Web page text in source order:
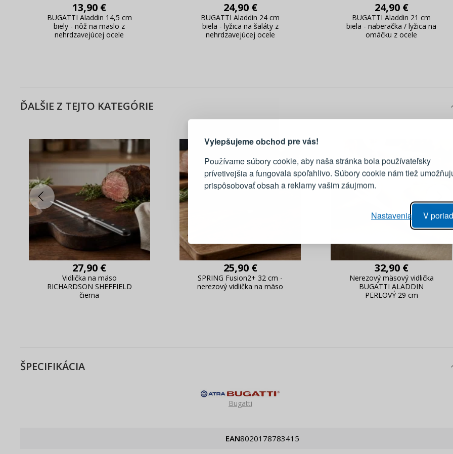
Vylepšujeme obchod pre vás!
Používame súbory cookie, aby naša stránka bola používateľsky
prívetivejšia a fungovala spoľahlivo. Súbory cookie nám tiež
prispôsobovať obsah a reklamy vašim záujmom.
V
Nastavenia
13,90 €
BUGATTI Aladdin 14,5 cm
biely - nôž na maslo z
nehrdzavejúcej ocele
24,90 €
BUGATTI Aladdin 24 cm
biela - lyžica na šaláty z
nehrdzavejúcej ocele
24,90 €
BUGATTI Aladdin 21 cm
biela - naberačka / lyžica na
omáčku z ocele
ĎALŠIE Z TEJTO KATEGÓRIE
27,90 €
Vidlička na mäso
RICHARDSON SHEFFIELD
čierna
25,90 €
SPRING Fusion2+ 32 cm -
nerezový vidlička na mäso
32,90 €
Nerezový mäsový vidlička
BUGATTI ALADDIN
PERLOVÝ 29 cm
ŠPECIFIKÁCIA
Bugatti
EAN 8020178783415
účet
Živý náhľad na zmeny v objednávke
E-mail
PRIHLÁSIŤ
Pripomenutie